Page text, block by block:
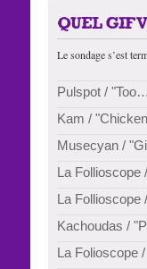
QUEL GIF
Le sondage s’est
Pulspot /
Kam /
Musecyan /
La
La Follioscope
Kachoudas /
La Folioscope